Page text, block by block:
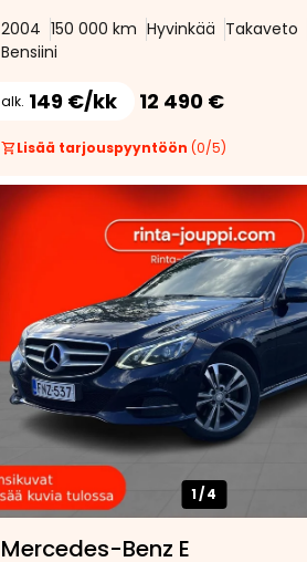
2004 150 000 km Hyvinkää Takaveto
Bensiini
alk. 149 €/kk 12 490 €
Lisää tarjouspyyntöön (0/5)
1/4
Mercedes-Benz E